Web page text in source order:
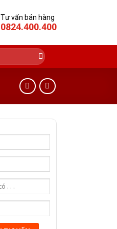
Tư vấn bán hàng
0824.400.400